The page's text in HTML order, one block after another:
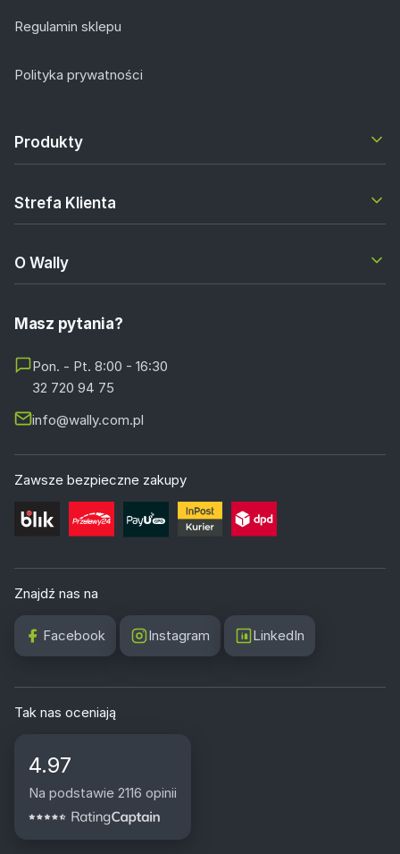
Regulamin sklepu
Polityka prywatności
Produkty
Strefa Klienta
O Wally
Masz pytania?
Pon. - Pt. 8:00 - 16:30
32 720 94 75
info@wally.com.pl
Zawsze bezpieczne zakupy
Znajdź nas na
Facebook Instagram LinkedIn
Tak nas oceniają
4.97
Na podstawie 2116 opinii